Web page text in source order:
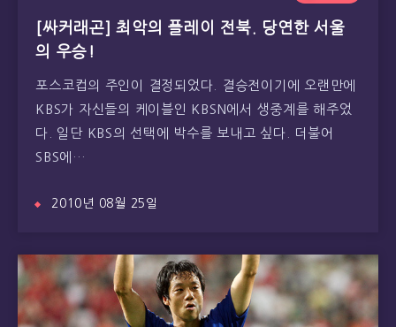
[싸커래곤] 최악의 플레이 전북. 당연한 서울
의 우승!
포스코컵의 주인이 결정되었다. 결승전이기에 오랜만에
KBS가 자신들의 케이블인 KBSN에서 생중계를 해주었
다. 일단 KBS의 선택에 박수를 보내고 싶다. 더불어
SBS에…
2010년 08월 25일